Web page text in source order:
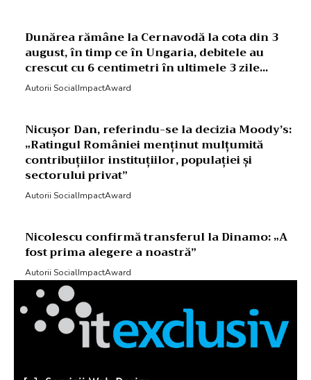
Dunărea rămâne la Cernavodă la cota din 3
august, în timp ce în Ungaria, debitele au
crescut cu 6 centimetri în ultimele 3 zile...
Autorii SocialImpactAward
Nicușor Dan, referindu-se la decizia Moody’s:
„Ratingul României menținut mulțumită
contribuțiilor instituțiilor, populației și
sectorului privat”
Autorii SocialImpactAward
Nicolescu confirmă transferul la Dinamo: „A
fost prima alegere a noastră”
Autorii SocialImpactAward